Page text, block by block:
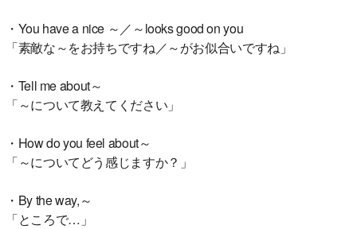
・You have a nice ～／～looks good on you
「素敵な～をお持ちですね／～がお似合いですね」
・Tell me about～
「～について教えてください」
・How do you feel about～
「～についてどう感じますか？」
・By the way,～
「ところで…」